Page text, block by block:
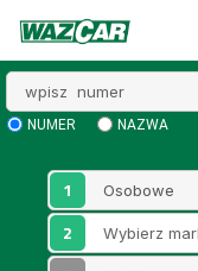
NUMER NAZWA
1
2